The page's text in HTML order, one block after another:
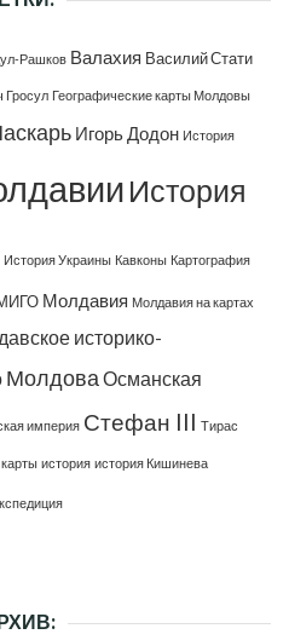
Рашков Валахия Василий Стати
Гросул Географические карты Молдовы
Игорь Додон История
История
История Украины Кавконы Картография
Молдавия Молдавия на картах
историко-
МолдоваОсманская
империя Стефан III Тирас
история история Кишинева